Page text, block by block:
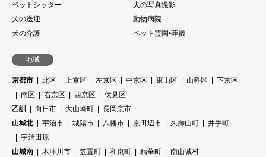
ペットシッター
犬の写真撮影
犬の送迎
動物病院
犬の介護
ペット霊園•葬儀
地域
京都市 北区 上京区 左京区 中京区 東山区 山科区
下京区
南区
右京区 西京区
伏見区
乙訓
向日市 大山崎町
長岡京市
山城北
宇治市 城陽市 八幡市 京田辺市 久御山町
井手町
宇治田原
山城南
木津川市 笠置町 和束町 精華町
南山城村